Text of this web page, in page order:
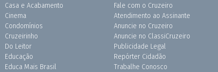
Casa e Acabamento
Cinema
Condomínios
Cruzeirinho
Do Leitor
Educação
Educa Mais Brasil
Fale com o Cruzeiro
Atendimento ao Assinante
Anuncie no Cruzeiro
Anuncie no ClassiCruzeiro
Publicidade Legal
Repórter Cidadão
Trabalhe Conosco